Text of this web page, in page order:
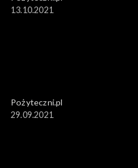
13.10.2021
Pożyteczni.pl
29.09.2021